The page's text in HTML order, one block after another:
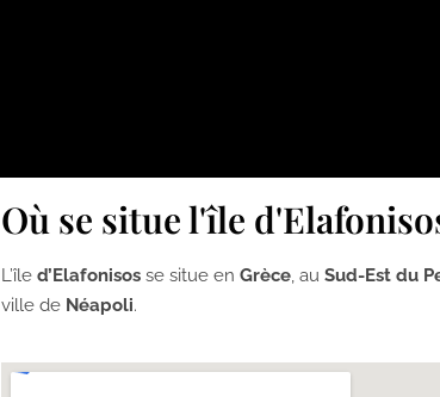
Où se situe l'île
L’île d’Elafonisos se situe en Grèce, au Sud-Est du
ville de Néapoli.